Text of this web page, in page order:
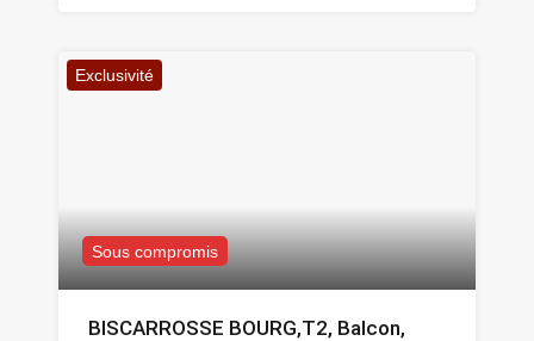
Exclusivité
Sous compromis
BISCARROSSE BOURG,T2, Balcon,